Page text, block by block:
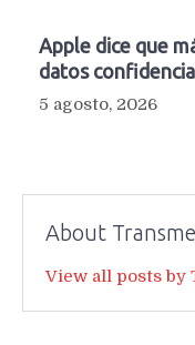
Apple dice que
datos
5 agosto, 2026
About
View all posts by